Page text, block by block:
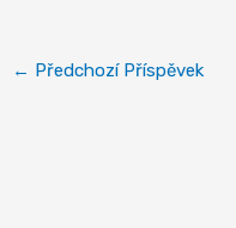
← Předchozí Příspěvek